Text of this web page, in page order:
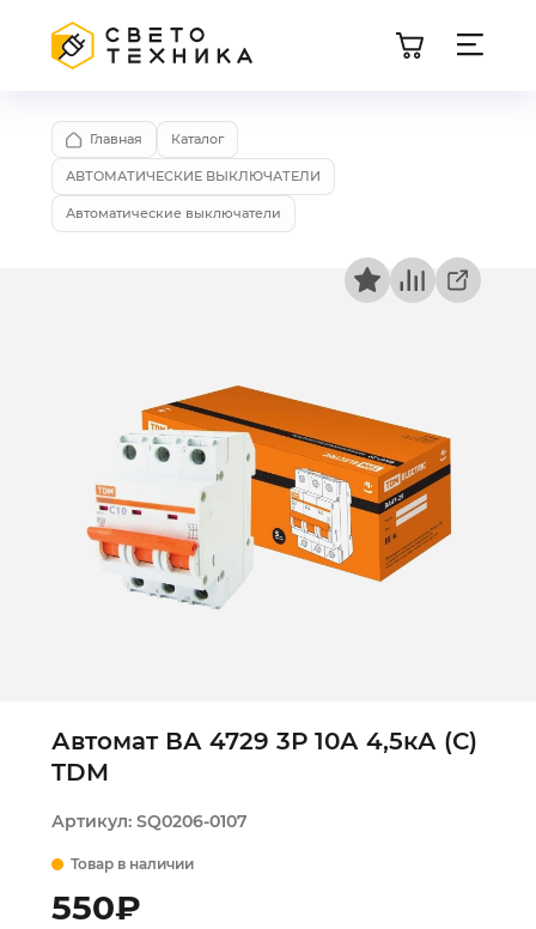
Главная Каталог
АВТОМАТИЧЕСКИЕ ВЫКЛЮЧАТЕЛИ
Автоматические выключатели
Автомат ВА 4729 3Р 10А 4,5кА (С)
TDM
Артикул: SQ0206-0107
Товар в наличии
550₽